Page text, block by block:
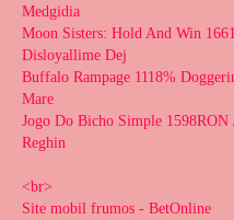
Medgidia
Moon Sisters: Hold And Win
Disloyallime Dej
Buffalo Rampage 1118%
Mare
Jogo Do Bicho Simple 1598RON
Reghin
<br>
Site mobil frumos - BetOnline